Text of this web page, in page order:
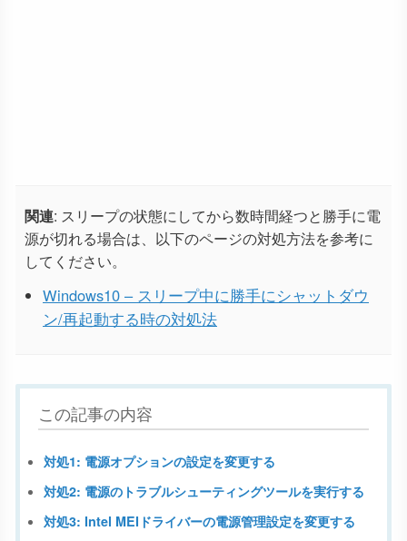
関連: スリープの状態にしてから数時間経つと勝手に電
源が切れる場合は、以下のページの対処方法を参考に
してください。
Windows10 – スリープ中に勝手にシャットダウ
ン/再起動する時の対処法
この記事の内容
対処1: 電源オプションの設定を変更する
対処2: 電源のトラブルシューティングツールを実行する
対処3: Intel MEIドライバーの電源管理設定を変更する